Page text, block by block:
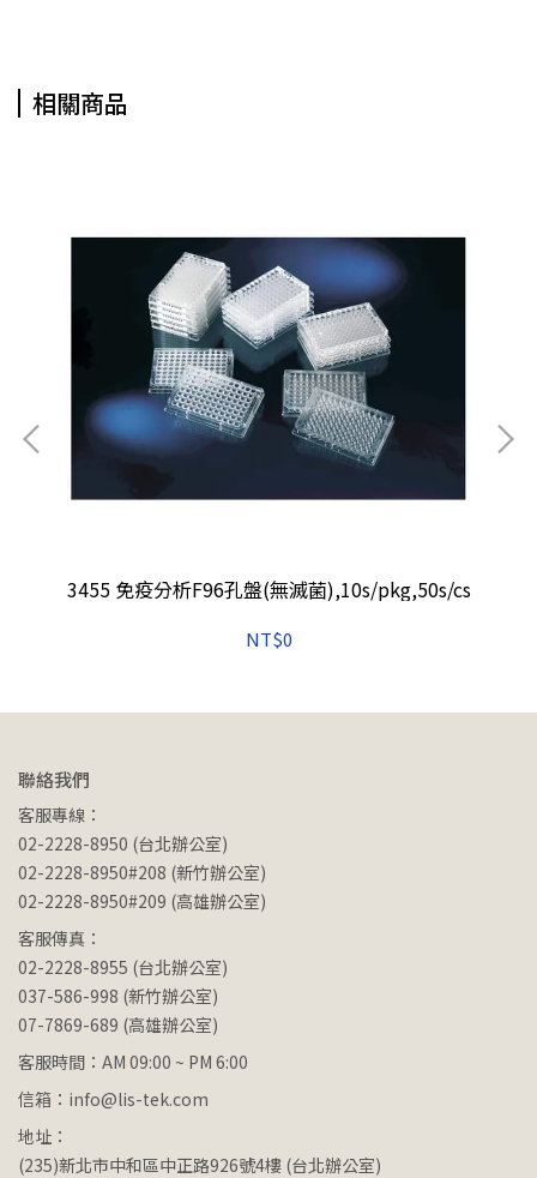
相關商品
3455 免疫分析F96孔盤(無滅菌),10s/pkg,50s/cs
NT$0
聯絡我們
客服專線：
02-2228-8950 (台北辦公室)
02-2228-8950#208 (新竹辦公室)
02-2228-8950#209 (高雄辦公室)
客服傳真：
02-2228-8955 (台北辦公室)
037-586-998 (新竹辦公室)
07-7869-689 (高雄辦公室)
客服時間：AM 09:00 ~ PM 6:00
信箱：info@lis-tek.com
地址：
(235)新北市中和區中正路926號4樓 (台北辦公室)